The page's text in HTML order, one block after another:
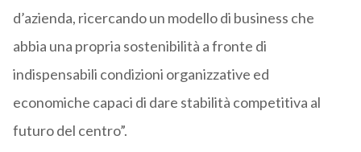
d’azienda, ricercando un modello di business che
abbia una propria sostenibilità a fronte di
indispensabili condizioni organizzative ed
economiche capaci di dare stabilità competitiva al
futuro del centro”.